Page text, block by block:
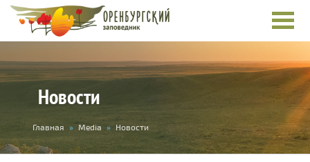
Новости
You
are
Главная » Media » Новости